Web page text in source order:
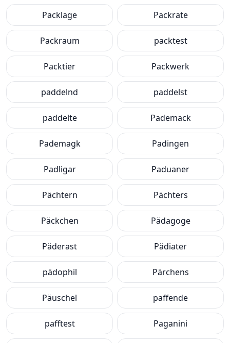
Packlage Packrate
Packraum packtest
Packtier Packwerk
paddelnd paddelst
paddelte Pademack
Pademagk Padingen
Padligar Paduaner
Pächtern Pächters
Päckchen Pädagoge
Päderast Pädiater
pädophil Pärchens
Päuschel paffende
pafftest Paganini